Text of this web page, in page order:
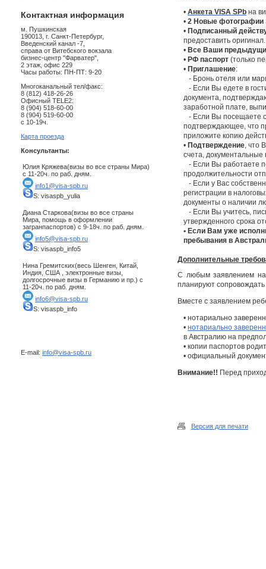
Контактная информация
м. Пушкинская
190013, г. Санкт-Петербург,
Введенский канал -7,
справа от Витебского вокзала
бизнес-центр "Фарватер",
2 этаж, офис 229
Часы работы: ПН-ПТ: 9-20
Многоканальный тел/факс:
8 (812) 418-26-26
Офисный TELE2:
8 (904) 518-60-00
8 (904) 519-60-00
с 10-19ч.
Карта проезда
Консультанты:
Юлия Кряжева(визы во все страны Мира)
с 11-20ч. по раб. дням.
info1@visa-spb.ru
S: visaspb_yulia
Диана Старкова(визы во все страны
Мира, помощь в оформлении
загранпаспортов) с 9-18ч. по раб. дням.
info5@visa-spb.ru
S: visaspb_info5
Нина Гремитских(весь Шенген, Китай,
Индия, США , электронные визы,
долгосрочные визы в Германию и пр.) с
11-20ч. по раб. дням.
info6@visa-spb.ru
S: visaspb_info
E-mail: info@visa-spb.ru
• Анкета VISA SPb на
• 2 Новые фотографии
• Подписанный
предоставить оригинал.
• Все Ваши
• РФ паспорт (только
• Приглашение:
- Бронь отеля или
- Если Вы едете в
документа,
заработной плате,
- Если Вы посещаете
подтверждающее, что
приложите копию
• Подтверждение, что
счета,
- Если Вы работаете
продолжительности
- Если у Вас
регистрации в
документы о наличии
- Если Вы учитесь,
утвержденного срока
• Если Вам уже
пребывания в
Дополнительные
С любым заявлением
планируют
Вместе с заявлением
• нотариально
• нотариально
в Австралию на
• копии паспортов
• официальный
Внимание!! Перед
Версия для печати